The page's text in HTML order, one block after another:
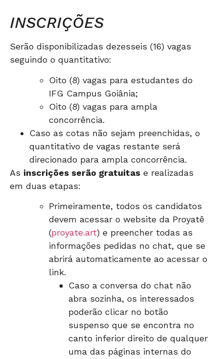
INSCRIÇÕES
Serão disponibilizadas dezesseis (16) vagas
seguindo o quantitativo:
Oito (8) vagas para estudantes do
IFG Campus Goiânia;
Oito (8) vagas para ampla
concorrência.
Caso as cotas não sejam preenchidas, o
quantitativo de vagas restante será
direcionado para ampla concorrência.
As inscrições serão gratuitas e realizadas
em duas etapas:
Primeiramente, todos os candidatos
devem acessar o website da Proyatê
(proyate.art) e preencher todas as
informações pedidas no chat, que se
abrirá automaticamente ao acessar o
link.
Caso a conversa do chat não
abra sozinha, os interessados
poderão clicar no botão
suspenso que se encontra no
canto inferior direito de qualquer
uma das páginas internas do